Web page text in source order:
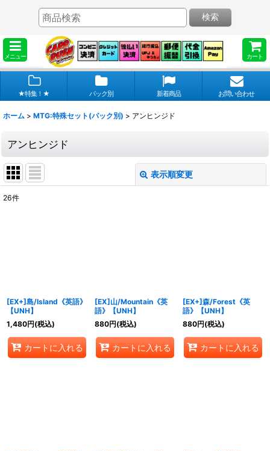
メニュー カート
検索
★特集！★ パック別 新着商品 お問い合わせ
ホーム > MTG:特殊セット(パック別) > アンヒンジド
アンヒンジド
表示順変更
26件
[EX+]島/Island《英語》
【UNH】
1,480円(税込)
カートに入れる
[EX]山/Mountain《英
語》【UNH】
880円(税込)
カートに入れる
[EX+]森/Forest《英
語》【UNH】
880円(税込)
カートに入れる